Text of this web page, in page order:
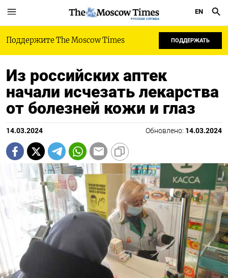
РУССКАЯ СЛУЖБА
EN
Поддержите The Moscow Times ПОДДЕРЖАТЬ
Из российских аптек
начали исчезать лекарства
от болезней кожи и глаз
14.03.2024 Обновлено: 14.03.2024